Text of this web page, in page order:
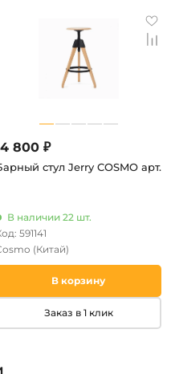
800 ₽
стул Jerry COSMO арт.
В наличии 22 шт.
591141
(Китай)
В корзину
Заказ в 1 клик